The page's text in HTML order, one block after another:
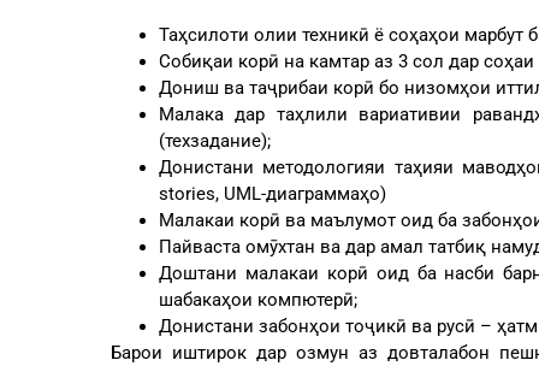
Таҳсилоти олии техникӣ ё соҳаҳои марбут
Собиқаи корӣ на камтар аз 3 сол дар соҳаи
Дониш ва таҷрибаи корӣ бо низомҳои
Малака дар таҳлили вариативии
(техзадание);
Донистани методологияи таҳияи
stories, UML-диаграммаҳо)
Малакаи корӣ ва маълумот оид ба
Пайваста омӯхтан ва дар амал татбиқ
Доштани малакаи корӣ оид ба насби
шабакаҳои компютерӣ;
Донистани забонҳои тоҷикӣ ва русӣ –
Барои иштирок дар озмун аз довталабон